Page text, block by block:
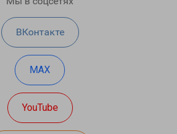
ВКонтакте
MAX
YouTube